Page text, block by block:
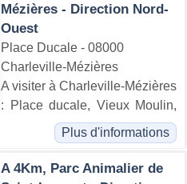
Mézières - Direction Nord-
Ouest
Place Ducale - 08000
Charleville-Mézières
A visiter à Charleville-Mézières
: Place ducale, Vieux Moulin,
Plus d'informations
A 4Km, Parc Animalier de